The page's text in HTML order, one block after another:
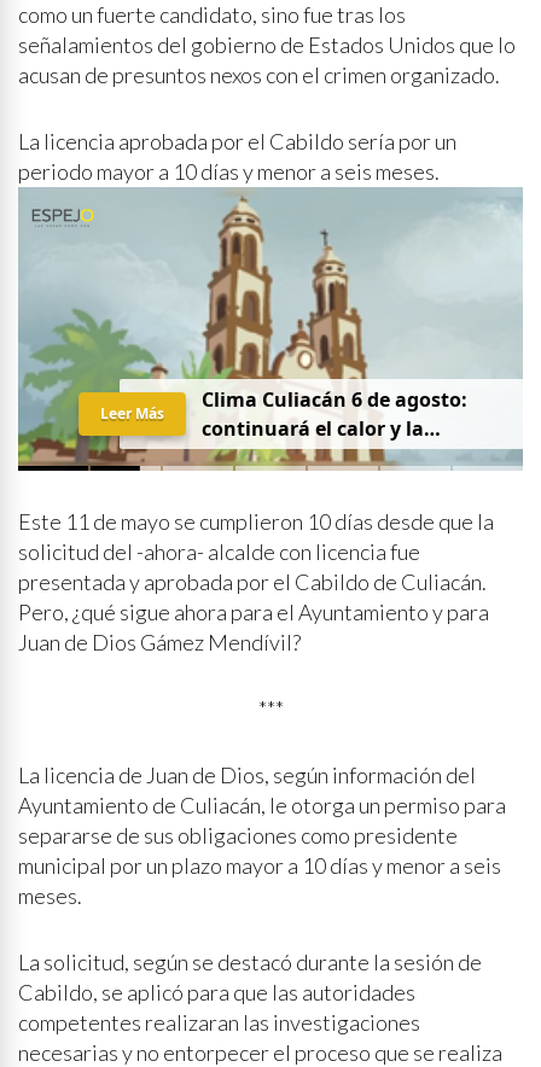
como un fuerte candidato, sino fue tras los
señalamientos del gobierno de Estados Unidos que lo
acusan de presuntos nexos con el crimen organizado.
La licencia aprobada por el Cabildo sería por un
periodo mayor a 10 días y menor a seis meses.
Clima Culiacán 6 de agosto:
continuará el calor y la
probabilidad de lluvia
Leer Más
Este 11 de mayo se cumplieron 10 días desde que la
solicitud del -ahora- alcalde con licencia fue
presentada y aprobada por el Cabildo de Culiacán.
Pero, ¿qué sigue ahora para el Ayuntamiento y para
Juan de Dios Gámez Mendívil?
***
La licencia de Juan de Dios, según información del
Ayuntamiento de Culiacán, le otorga un permiso para
separarse de sus obligaciones como presidente
municipal por un plazo mayor a 10 días y menor a seis
meses.
La solicitud, según se destacó durante la sesión de
Cabildo, se aplicó para que las autoridades
competentes realizaran las investigaciones
necesarias y no entorpecer el proceso que se realiza